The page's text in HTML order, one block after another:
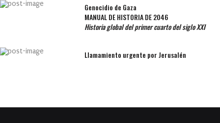
Genocidio de Gaza
MANUAL DE HISTORIA DE 2046
Historia global del primer cuarto del siglo XXI
Llamamiento urgente por Jerusalén